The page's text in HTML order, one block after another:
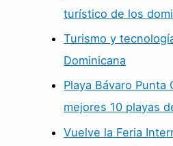
turístico de los
Turismo y
Dominicana
Playa Bávaro Punta
mejores 10 playas
Vuelve la Feria